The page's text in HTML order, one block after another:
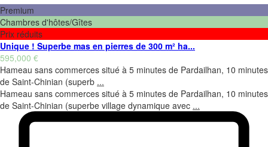
Premium
Chambres d'hôtes/Gîtes
Prix réduits
Unique ! Superbe mas en pierres de 300 m² ha...
595,000 €
Hameau sans commerces situé à 5 minutes de Pardailhan, 10 minutes
de Saint-Chinian (superb ...
Hameau sans commerces situé à 5 minutes de Pardailhan, 10 minutes
de Saint-Chinian (superbe village dynamique avec ...